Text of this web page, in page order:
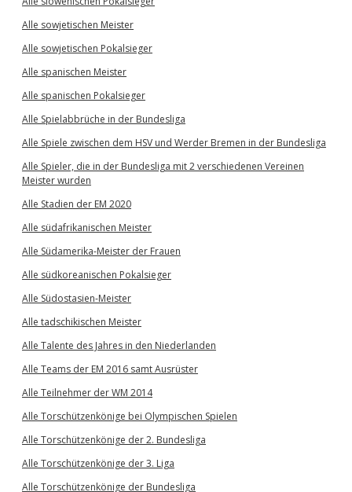
Alle sowjetischen Meister
Alle sowjetischen Pokalsieger
Alle spanischen Meister
Alle spanischen Pokalsieger
Alle Spielabbrüche in der Bundesliga
Alle Spiele zwischen dem HSV und Werder Bremen in der Bundesliga
Alle Spieler, die in der Bundesliga mit 2 verschiedenen Vereinen
Meister wurden
Alle Stadien der EM 2020
Alle südafrikanischen Meister
Alle Südamerika-Meister der Frauen
Alle südkoreanischen Pokalsieger
Alle Südostasien-Meister
Alle tadschikischen Meister
Alle Talente des Jahres in den Niederlanden
Alle Teams der EM 2016 samt Ausrüster
Alle Teilnehmer der WM 2014
Alle Torschützenkönige bei Olympischen Spielen
Alle Torschützenkönige der 2. Bundesliga
Alle Torschützenkönige der 3. Liga
Alle Torschützenkönige der Bundesliga